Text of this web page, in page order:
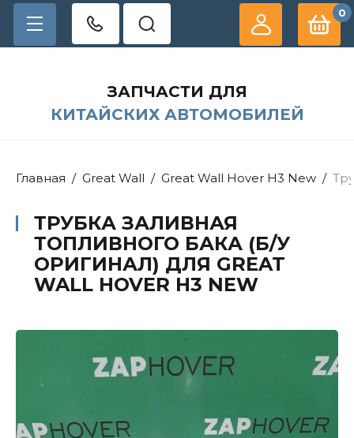
ЗАПЧАСТИ ДЛЯ
КИТАЙСКИХ АВТОМОБИЛЕЙ
0
Главная / Great Wall / Great Wall Hover H3 New /
ТРУБКА ЗАЛИВНАЯ
ТОПЛИВНОГО БАКА (Б/У
ОРИГИНАЛ) ДЛЯ GREAT
WALL HOVER H3 NEW